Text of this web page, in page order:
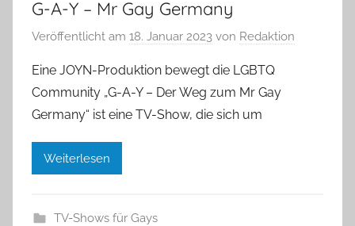
G-A-Y – Mr Gay Germany
Veröffentlicht am 18. Januar 2023 von Redaktion
Eine JOYN-Produktion bewegt die LGBTQ
Community „G-A-Y – Der Weg zum Mr Gay
Germany“ ist eine TV-Show, die sich um
Weiterlesen
TV-Shows für Gays